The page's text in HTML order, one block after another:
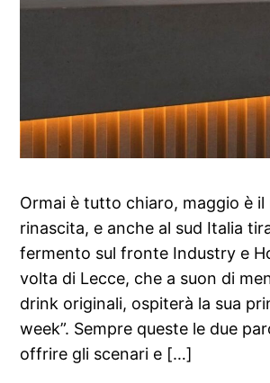
Ormai è tutto chiaro, maggio è il
rinascita, e anche al sud Italia
fermento sul fronte Industry e
volta di Lecce, che a suon di
drink originali, ospiterà la sua
week”. Sempre queste le due
offrire gli scenari e […]